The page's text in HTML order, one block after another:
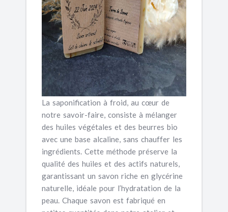
La saponification à froid, au cœur de
notre savoir-faire, consiste à mélanger
des huiles végétales et des beurres bio
avec une base alcaline, sans chauffer les
ingrédients. Cette méthode préserve la
qualité des huiles et des actifs naturels,
garantissant un savon riche en glycérine
naturelle, idéale pour l’hydratation de la
peau. Chaque savon est fabriqué en